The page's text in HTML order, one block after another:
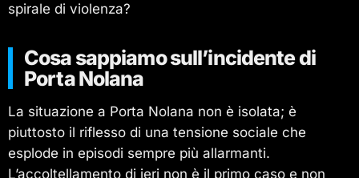
spirale di violenza?
Cosa sappiamo sull’incidente di
Porta Nolana
La situazione a Porta Nolana non è isolata; è
piuttosto il riflesso di una tensione sociale che
esplode in episodi sempre più allarmanti.
L’accoltellamento di ieri non è il primo caso e non